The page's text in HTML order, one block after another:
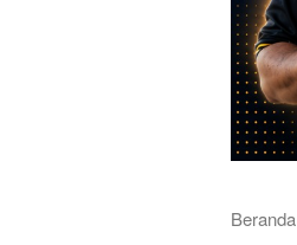
Beranda